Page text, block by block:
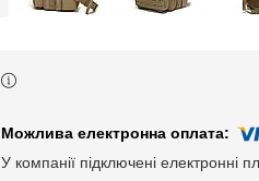
У компанії підключені електронні